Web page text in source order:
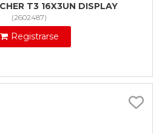
T3 16X3UN DISPLAY
(2602487)
Registrarse